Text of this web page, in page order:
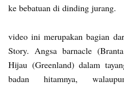
ke bebatuan di dinding jurang.
video ini merupakan bagian
Story. Angsa barnacle
Hijau (Greenland) dalam
badan hitamnya,